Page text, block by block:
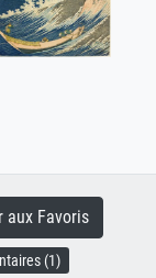
aux Favoris
(1)